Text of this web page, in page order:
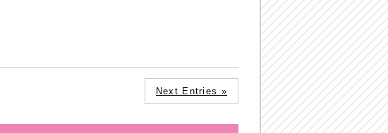
Next Entries »